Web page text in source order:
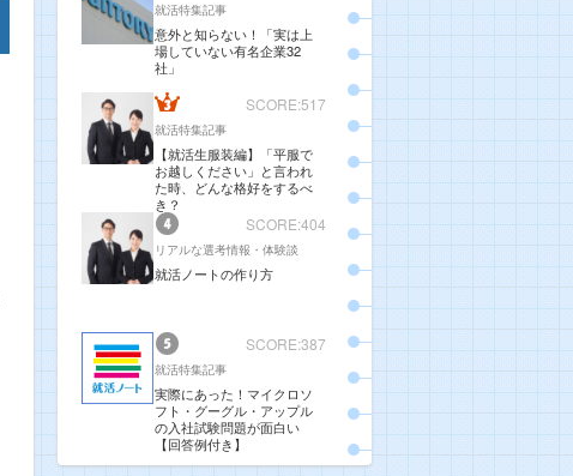
就活特集記事
意外と知らない！「実は上
場していない有名企業32
社」
SCORE:517
就活特集記事
【就活生服装編】「平服で
お越しください」と言われ
た時、どんな格好をするべ
き？
SCORE:404
リアルな選考情報・体験談
就活ノートの作り方
SCORE:387
就活特集記事
実際にあった！マイクロソ
フト・グーグル・アップル
の入社試験問題が面白い
【回答例付き】